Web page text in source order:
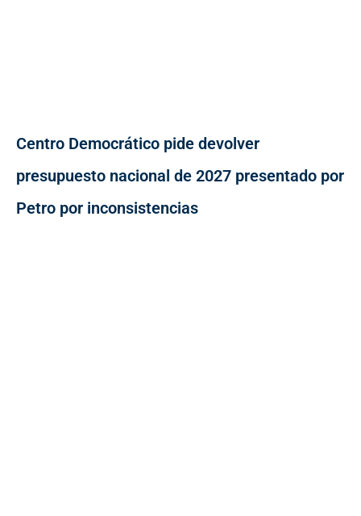
Centro Democrático pide devolver
presupuesto nacional de 2027 presentado por
Petro por inconsistencias